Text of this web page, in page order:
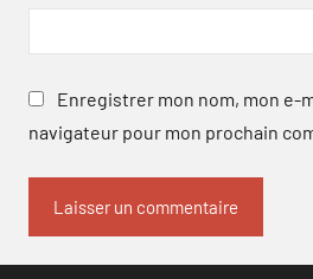
Enregistrer mon nom, mon e-
navigateur pour mon prochain